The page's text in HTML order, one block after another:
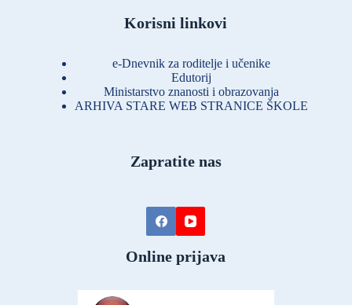
Korisni linkovi
e-Dnevnik za roditelje i učenike
Edutorij
Ministarstvo znanosti i obrazovanja
ARHIVA STARE WEB STRANICE ŠKOLE
Zapratite nas
Online prijava